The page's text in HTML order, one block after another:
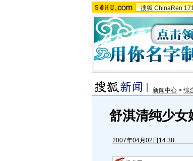
搜狐 ChinaRen
新闻中心 > 综
舒淇清纯少女
2007年04月02日14:38